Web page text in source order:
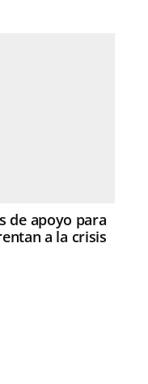
de apoyo para
a la crisis